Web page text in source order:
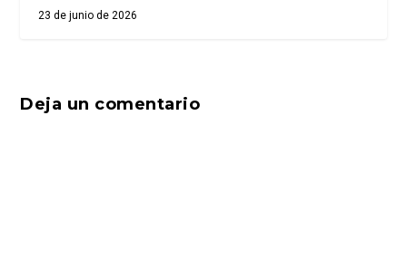
23 de junio de 2026
Deja un comentario